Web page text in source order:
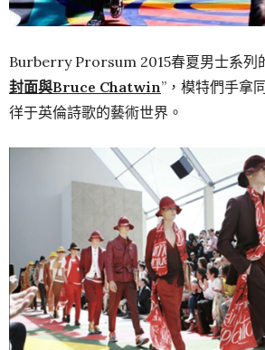
Burberry Prorsum 2015春夏男士系列
封面與Bruce Chatwin”，模特們手拿
徉于英倫詩歌的藝術世界。